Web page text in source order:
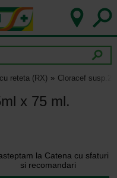
reteta (RX) Cloracef
x 75 ml.
la Catena cu sfaturi
si recomandari